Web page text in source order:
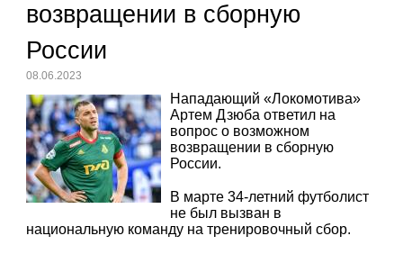
возвращении в сборную
России
08.06.2023
Нападающий «Локомотива»
Артем Дзюба ответил на
вопрос о возможном
возвращении в сборную
России.
В марте 34-летний футболист
не был вызван в
национальную команду на тренировочный сбор.